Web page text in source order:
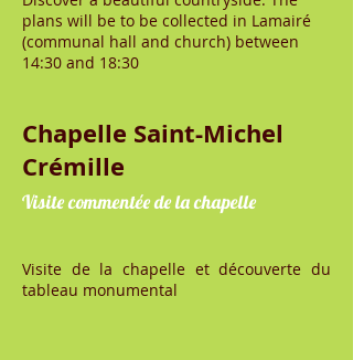
plans will be to be collected in Lamairé
(communal hall and church) between
14:30 and 18:30
Chapelle Saint-Michel
Crémille
Visite commentée de la chapelle
Visite de la chapelle et découverte du
tableau monumental